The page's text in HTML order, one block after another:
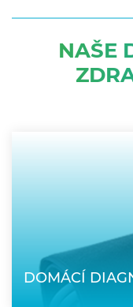
NAŠE
DOMÁCÍ